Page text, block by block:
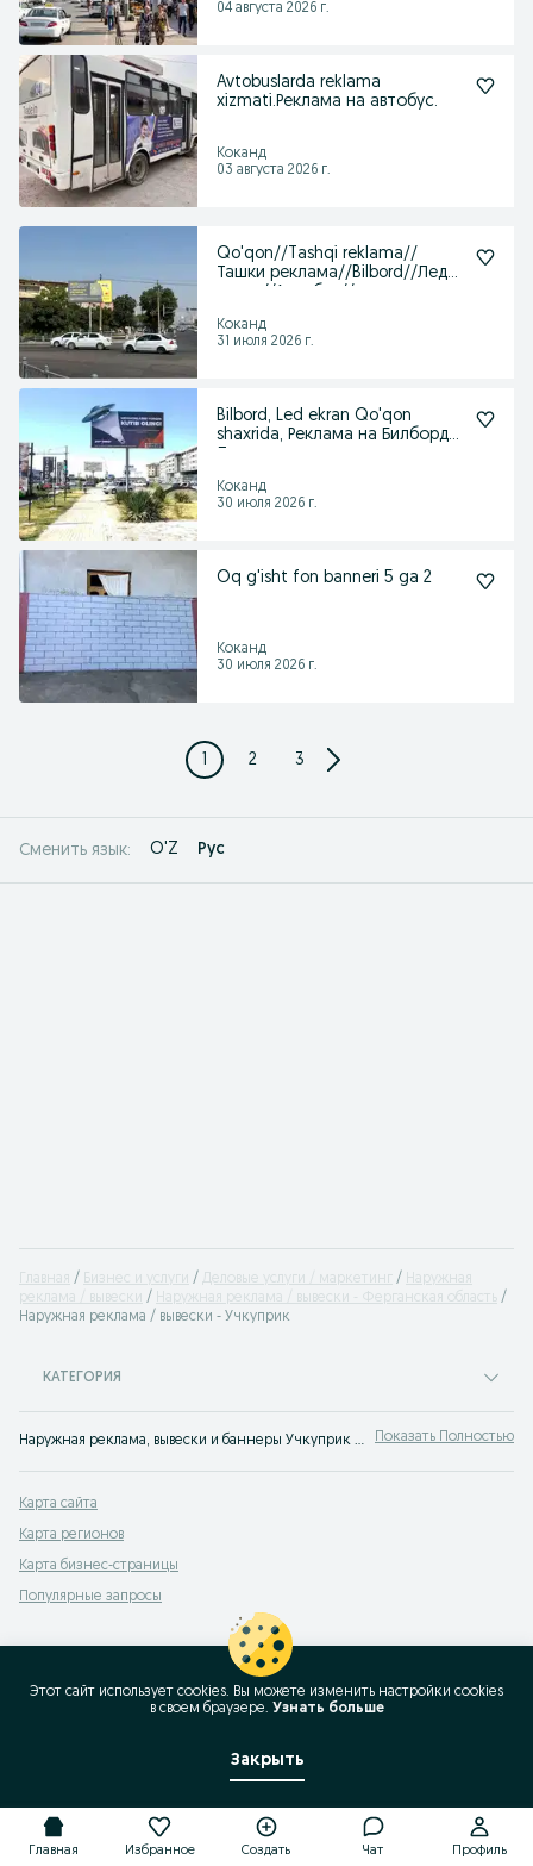
04 августа 2026 г.
Avtobuslarda reklama
xizmati.Реклама на автобус.
Коканд
03 августа 2026 г.
Qo'qon//Tashqi reklama//
Ташки реклама//Bilbord//Лед
Коканд
31 июля 2026 г.
Bilbord, Led ekran Qo'qon
shaxrida, Реклама на Билборды.
Коканд
30 июля 2026 г.
Oq g'isht fon banneri 5 ga 2
Коканд
30 июля 2026 г.
1 2 3
Сменить язык: O'Z Рус
Главная Бизнес и услуги Деловые услуги / маркетинг
Наружная
реклама / вывески
Наружная реклама / вывески - Ферганская область
Наружная реклама / вывески - Учкуприк
КАТЕГОРИЯ
Наружная реклама, вывески и баннеры Учкуприк ⭐ Изготовление и размещение баннеров и вывесок для бизнеса ☝ Найди подрядчиков просто с OLX.uz! Показать Полностью
Карта сайта
Карта регионов
Карта бизнес-страницы
Популярные запросы
Главная Избранное Создать Чат Профиль
Этот сайт использует cookies. Вы можете изменить настройки cookies
в своeм браузере. Узнать больше
Закрыть